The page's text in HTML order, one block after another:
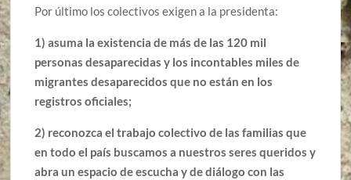
Por último los colectivos exigen a la presidenta:
1) asuma la existencia de más de las 120 mil
personas desaparecidas y los incontables miles de
migrantes desaparecidos que no están en los
registros oficiales;
2) reconozca el trabajo colectivo de las familias que
en todo el país buscamos a nuestros seres queridos y
abra un espacio de escucha y de diálogo con las